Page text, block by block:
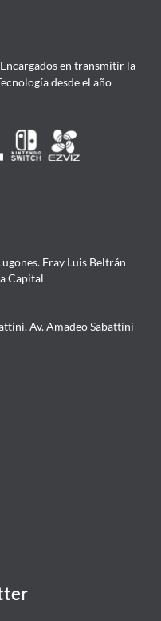
en transmitir la
desde el año
Fray Luis Beltrán
Capital
Av. Amadeo Sabattini